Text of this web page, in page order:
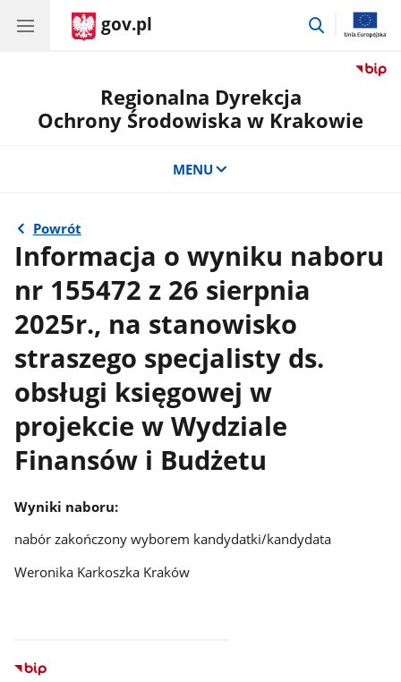
gov.pl
przejdź
Regionalna Dyrekcja
Ochrony Środowiska w Krakowie
MENU
Powrót
Informacja o wyniku naboru
nr 155472 z 26 sierpnia
2025r., na stanowisko
straszego specjalisty ds.
obsługi księgowej w
projekcie w Wydziale
Finansów i Budżetu
Wyniki naboru:
nabór zakończony wyborem kandydatki/kandydata
Weronika Karkoszka Kraków